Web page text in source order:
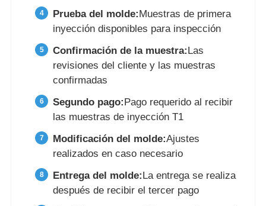
Prueba del molde: Muestras de primera
inyección disponibles para inspección
Confirmación de la muestra: Las
revisiones del cliente y las muestras
confirmadas
Segundo pago: Pago requerido al recibir
las muestras de inyección T1
Modificación del molde:Ajustes
realizados en caso necesario
Entrega del molde: La entrega se realiza
después de recibir el tercer pago